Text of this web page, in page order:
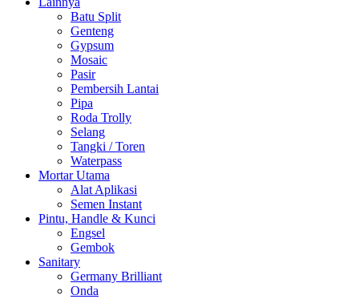
Batu Split
Genteng
Gypsum
Mosaic
Pasir
Pembersih Lantai
Pipa
Roda Trolly
Selang
Tangki / Toren
Waterpass
Mortar Utama
Alat Aplikasi
Semen Instant
Pintu, Handle & Kunci
Engsel
Gembok
Sanitary
Germany Brilliant
Onda